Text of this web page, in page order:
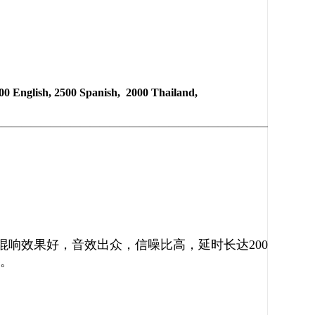
English, 2500 Spanish, 2000 Thailand,
效果好，音效出众，信噪比高，延时长达200ms,可最